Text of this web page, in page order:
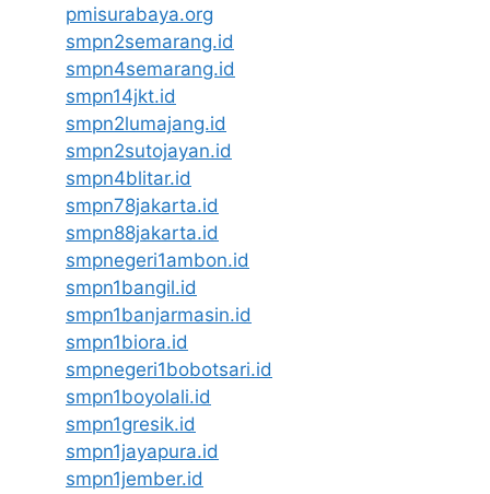
pmisurabaya.org
smpn2semarang.id
smpn4semarang.id
smpn14jkt.id
smpn2lumajang.id
smpn2sutojayan.id
smpn4blitar.id
smpn78jakarta.id
smpn88jakarta.id
smpnegeri1ambon.id
smpn1bangil.id
smpn1banjarmasin.id
smpn1biora.id
smpnegeri1bobotsari.id
smpn1boyolali.id
smpn1gresik.id
smpn1jayapura.id
smpn1jember.id